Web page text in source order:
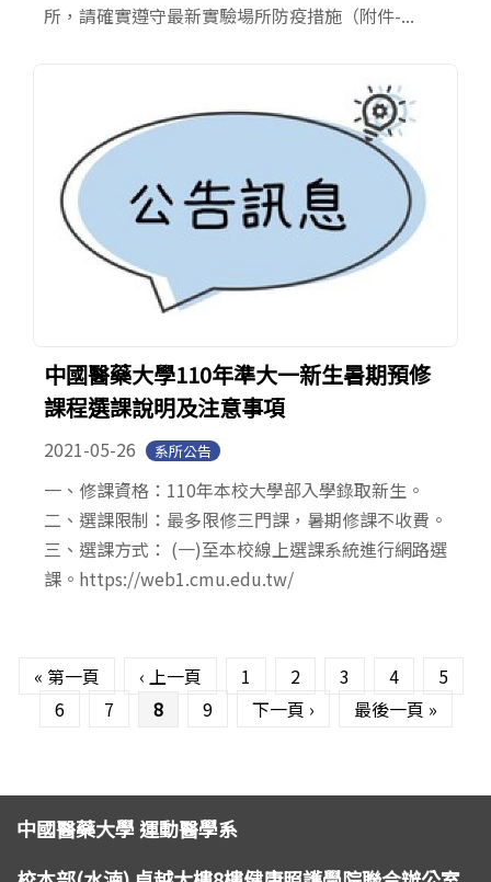
所，請確實遵守最新實驗場所防疫措施（附件-...
中國醫藥大學110年準大一新生暑期預修
課程選課說明及注意事項
2021-05-26 系所公告
一、修課資格：110年本校大學部入學錄取新生。
二、選課限制：最多限修三門課，暑期修課不收費。
三、選課方式： (一)至本校線上選課系統進行網路選
課。https://web1.cmu.edu.tw/
« 第一頁 ‹ 上一頁 1 2 3 4
5
6
7 8 9 下一頁 › 最後一頁 »
中國醫藥大學 運動醫學系